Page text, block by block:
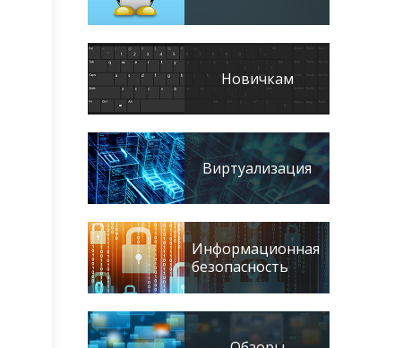
Новичкам
Виртуализация
Информационная
безопасность